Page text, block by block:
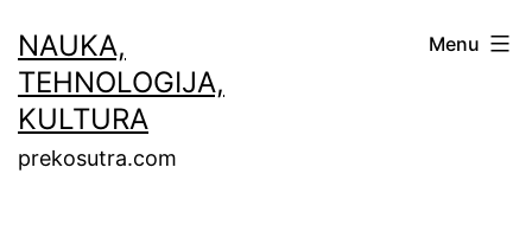
to
content
NAUKA,
TEHNOLOGIJA,
KULTURA
prekosutra.com
Menu